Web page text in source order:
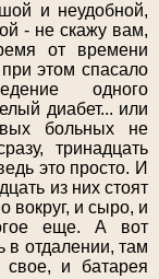
и неудобной,
- не скажу вам,
от времени
этом спасало
одного
диабет... или
больных не
тринадцать
это просто. И
из них стоят
вокруг, и сыро, и
еще. А вот
в отдалении, там
и батарея